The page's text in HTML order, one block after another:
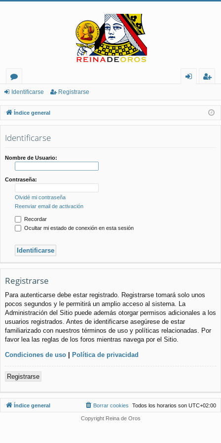
or
os
nt
ifi
ist
ra
Identificarse Registrarse
Índice general
Identificarse
Nombre de Usuario:
Contraseña:
Olvidé mi contraseña
Reenviar email de activación
Recordar
Ocultar mi estado de conexión en esta sesión
Registrarse
Para autenticarse debe estar registrado. Registrarse tomará solo unos
pocos segundos y le permitirá un amplio acceso al sistema. La
Administración del Sitio puede además otorgar permisos adicionales a los
usuarios registrados. Antes de identificarse asegúrese de estar
familiarizado con nuestros términos de uso y políticas relacionadas. Por
favor lea las reglas de los foros mientras navega por el Sitio.
Condiciones de uso | Política de privacidad
Registrarse
Índice general Todos los horarios son UTC+02:00
Borrar cookies
Copyright Reina de Oros